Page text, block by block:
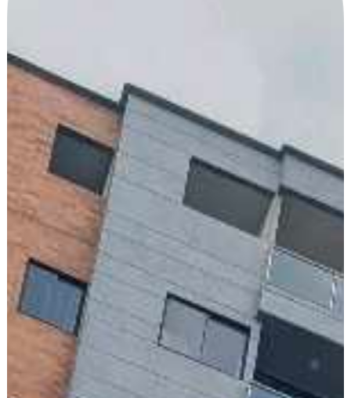
Propietarios
Arrendatarios
Reparación locativa
Consignar inmuebles
Contáctenos